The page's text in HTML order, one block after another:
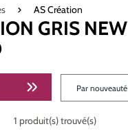
AS Création
GRIS NEW
1 produit(s) trouvé(s)